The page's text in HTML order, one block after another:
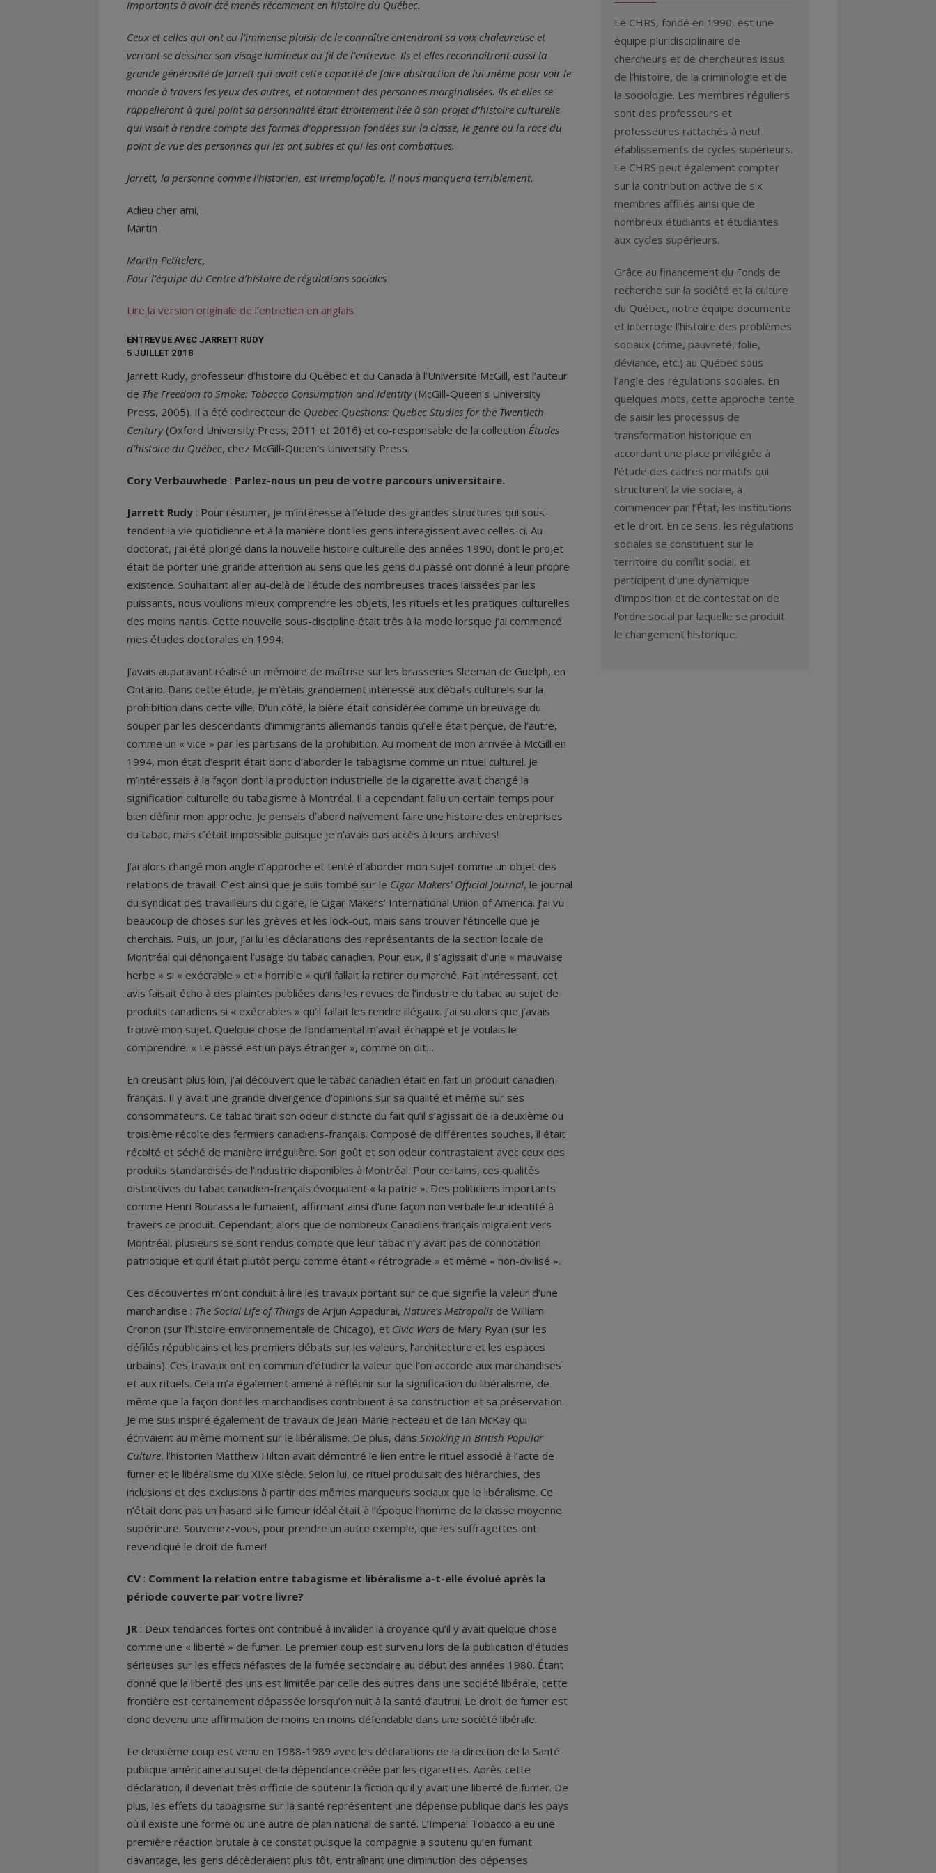
importants à avoir été menés récemment en histoire du Québec.
Ceux et celles qui ont eu l’immense plaisir de le connaître entendront sa voix chaleureuse et
verront se dessiner son visage lumineux au fil de l’entrevue. Ils et elles reconnaîtront aussi la
grande générosité de Jarrett qui avait cette capacité de faire abstraction de lui-même pour voir le
monde à travers les yeux des autres, et notamment des personnes marginalisées. Ils et elles se
rappelleront à quel point sa personnalité était étroitement liée à son projet d’histoire culturelle
qui visait à rendre compte des formes d’oppression fondées sur la classe, le genre ou la race du
point de vue des personnes qui les ont subies et qui les ont combattues.
Jarrett, la personne comme l’historien, est irremplaçable. Il nous manquera terriblement.
Adieu cher ami,
Martin
Martin Petitclerc,
Pour l’équipe du Centre d’histoire de régulations sociales
Lire la version originale de l’entretien en anglais
ENTREVUE AVEC JARRETT RUDY
5 JUILLET 2018
Jarrett Rudy, professeur d’histoire du Québec et du Canada à l’Université McGill, est l’auteur
de The Freedom to Smoke: Tobacco Consumption and Identity(McGill-Queen’s University
Press, 2005). Il a été codirecteur de Quebec Questions: Quebec Studies for the Twentieth
Century(Oxford University Press, 2011 et 2016) et co-responsable de la collection Études
d’histoire du Québec, chez McGill-Queen’s University Press.
Cory Verbauwhede : Parlez-nous un peu de votre parcours universitaire.
Jarrett Rudy : Pour résumer, je m’intéresse à l’étude des grandes structures qui sous-
tendent la vie quotidienne et à la manière dont les gens interagissent avec celles-ci. Au
doctorat, j’ai été plongé dans la nouvelle histoire culturelle des années 1990, dont le projet
était de porter une grande attention au sens que les gens du passé ont donné à leur propre
existence. Souhaitant aller au-delà de l’étude des nombreuses traces laissées par les
puissants, nous voulions mieux comprendre les objets, les rituels et les pratiques culturelles
des moins nantis. Cette nouvelle sous-discipline était très à la mode lorsque j’ai commencé
mes études doctorales en 1994.
J’avais auparavant réalisé un mémoire de maîtrise sur les brasseries Sleeman de Guelph, en
Ontario. Dans cette étude, je m’étais grandement intéressé aux débats culturels sur la
prohibition dans cette ville. D’un côté, la bière était considérée comme un breuvage du
souper par les descendants d’immigrants allemands tandis qu’elle était perçue, de l’autre,
comme un « vice » par les partisans de la prohibition. Au moment de mon arrivée à McGill en
1994, mon état d’esprit était donc d’aborder le tabagisme comme un rituel culturel. Je
m’intéressais à la façon dont la production industrielle de la cigarette avait changé la
signification culturelle du tabagisme à Montréal. Il a cependant fallu un certain temps pour
bien définir mon approche. Je pensais d’abord naïvement faire une histoire des entreprises
du tabac, mais c’était impossible puisque je n’avais pas accès à leurs archives!
J’ai alors changé mon angle d’approche et tenté d’aborder mon sujet comme un objet des
relations de travail. C’est ainsi que je suis tombé sur le Cigar Makers’ Official Journal, le journal
du syndicat des travailleurs du cigare, le Cigar Makers’ International Union of America. J’ai vu
beaucoup de choses sur les grèves et les lock-out, mais sans trouver l’étincelle que je
cherchais. Puis, un jour, j’ai lu les déclarations des représentants de la section locale de
Montréal qui dénonçaient l’usage du tabac canadien. Pour eux, il s’agissait d’une « mauvaise
herbe » si « exécrable » et « horrible » qu’il fallait la retirer du marché. Fait intéressant, cet
avis faisait écho à des plaintes publiées dans les revues de l’industrie du tabac au sujet de
produits canadiens si « exécrables » qu’il fallait les rendre illégaux. J’ai su alors que j’avais
trouvé mon sujet. Quelque chose de fondamental m’avait échappé et je voulais le
comprendre. « Le passé est un pays étranger », comme on dit…
En creusant plus loin, j’ai découvert que le tabac canadien était en fait un produit canadien-
français. Il y avait une grande divergence d’opinions sur sa qualité et même sur ses
consommateurs. Ce tabac tirait son odeur distincte du fait qu’il s’agissait de la deuxième ou
troisième récolte des fermiers canadiens-français. Composé de différentes souches, il était
récolté et séché de manière irrégulière. Son goût et son odeur contrastaient avec ceux des
produits standardisés de l’industrie disponibles à Montréal. Pour certains, ces qualités
distinctives du tabac canadien-français évoquaient « la patrie ». Des politiciens importants
comme Henri Bourassa le fumaient, affirmant ainsi d’une façon non verbale leur identité à
travers ce produit. Cependant, alors que de nombreux Canadiens français migraient vers
Montréal, plusieurs se sont rendus compte que leur tabac n’y avait pas de connotation
patriotique et qu’il était plutôt perçu comme étant « rétrograde » et même « non-civilisé ».
Ces découvertes m’ont conduit à lire les travaux portant sur ce que signifie la valeur d’une
marchandise : The Social Life of Things de Arjun Appadurai, Nature’s Metropolis de William
Cronon (sur l’histoire environnementale de Chicago), et Civic Wars de Mary Ryan (sur les
défilés républicains et les premiers débats sur les valeurs, l’architecture et les espaces
urbains). Ces travaux ont en commun d’étudier la valeur que l’on accorde aux marchandises
et aux rituels. Cela m’a également amené à réfléchir sur la signification du libéralisme, de
même que la façon dont les marchandises contribuent à sa construction et sa préservation.
Je me suis inspiré également de travaux de Jean-Marie Fecteau et de Ian McKay qui
écrivaient au même moment sur le libéralisme. De plus, dans Smoking in British Popular
Culture, l’historien Matthew Hilton avait démontré le lien entre le rituel associé à l’acte de
fumer et le libéralisme du XIXe siècle. Selon lui, ce rituel produisait des hiérarchies, des
inclusions et des exclusions à partir des mêmes marqueurs sociaux que le libéralisme. Ce
n’était donc pas un hasard si le fumeur idéal était à l’époque l’homme de la classe moyenne
supérieure. Souvenez-vous, pour prendre un autre exemple, que les suffragettes ont
revendiqué le droit de fumer!
CV : Comment la relation entre tabagisme et libéralisme a-t-elle évolué après la
période couverte par votre livre?
JR : Deux tendances fortes ont contribué à invalider la croyance qu’il y avait quelque chose
comme une « liberté » de fumer. Le premier coup est survenu lors de la publication d’études
sérieuses sur les effets néfastes de la fumée secondaire au début des années 1980. Étant
donné que la liberté des uns est limitée par celle des autres dans une société libérale, cette
frontière est certainement dépassée lorsqu’on nuit à la santé d’autrui. Le droit de fumer est
donc devenu une affirmation de moins en moins défendable dans une société libérale.
Le deuxième coup est venu en 1988-1989 avec les déclarations de la direction de la Santé
publique américaine au sujet de la dépendance créée par les cigarettes. Après cette
déclaration, il devenait très difficile de soutenir la fiction qu’il y avait une liberté de fumer. De
plus, les effets du tabagisme sur la santé représentent une dépense publique dans les pays
où il existe une forme ou une autre de plan national de santé. L’Imperial Tobacco a eu une
première réaction brutale à ce constat puisque la compagnie a soutenu qu’en fumant
davantage, les gens décèderaient plus tôt, entraînant une diminution des dépenses
Le CHRS, fondé en 1990, est une
équipe pluridisciplinaire de
chercheurs et de chercheures issus
de l’histoire, de la criminologie et de
la sociologie. Les membres réguliers
sont des professeurs et
professeures rattachés à neuf
établissements de cycles supérieurs.
Le CHRS peut également compter
sur la contribution active de six
membres affiliés ainsi que de
nombreux étudiants et étudiantes
aux cycles supérieurs.
Grâce au financement du Fonds de
recherche sur la société et la culture
du Québec, notre équipe documente
et interroge l’histoire des problèmes
sociaux (crime, pauvreté, folie,
déviance, etc.) au Québec sous
l’angle des régulations sociales. En
quelques mots, cette approche tente
de saisir les processus de
transformation historique en
accordant une place privilégiée à
l'étude des cadres normatifs qui
structurent la vie sociale, à
commencer par l’État, les institutions
et le droit. En ce sens, les régulations
sociales se constituent sur le
territoire du conflit social, et
participent d’une dynamique
d'imposition et de contestation de
l'ordre social par laquelle se produit
le changement historique.